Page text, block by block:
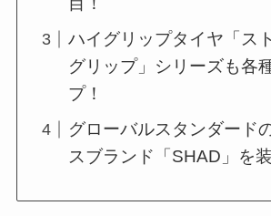
ハイグリップタイヤ「ス
グリップ」シリーズも各
プ！
グローバルスタンダード
スブランド「SHAD」を